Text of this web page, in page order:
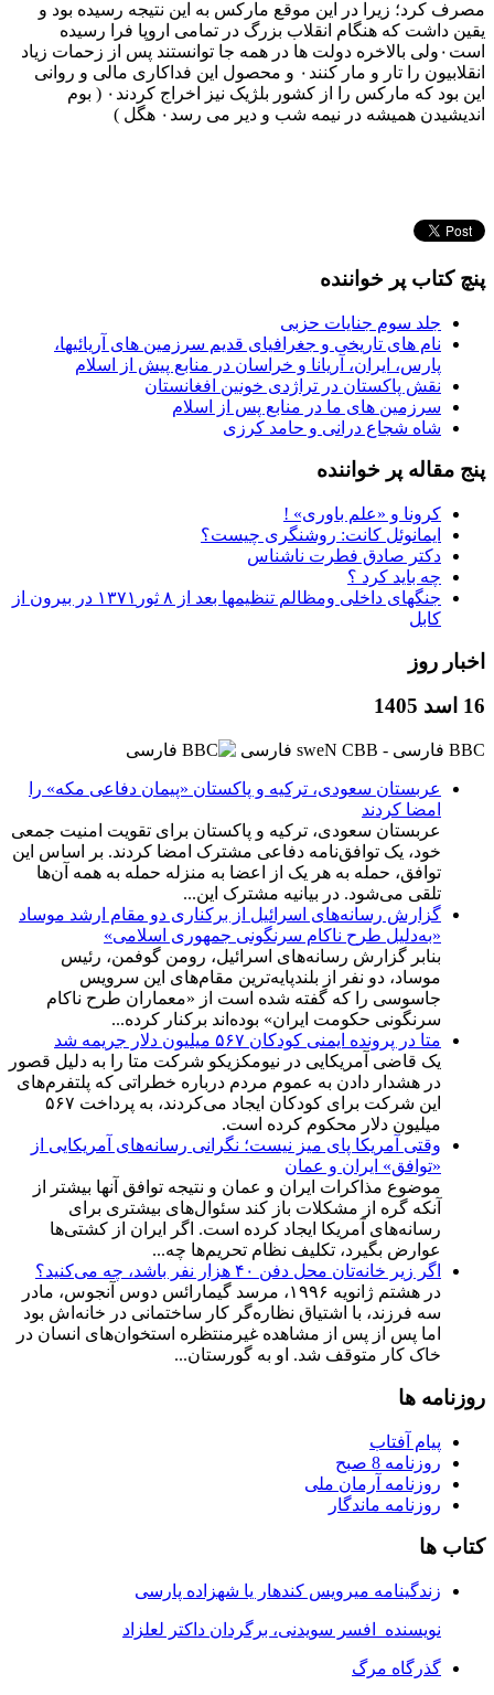
مصرف کرد؛ زیرا در این موقع مارکس به این نتیجه رسیده بود و
یقین داشت که هنگام انقلاب بزرگ در تمامی اروپا فرا رسیده
است۰ولی بالاخره دولت ها در همه جا توانستند پس از زحمات زیاد
انقلابیون را تار و مار کنند۰ و محصول این فداکاری مالی و روانی
این بود که مارکس را از کشور ‌بلژیک نیز اخراج کردند۰ ( بوم
اندیشیدن همیشه در نیمه شب و دیر می رسد۰ هگل )
پنچ کتاب پر خواننده
جلد سوم جنایات حزبی
نام های تاریخی و جغرافیای قدیم سرزمین های آریائیها،
پارس، ایران، آریانا و خراسان در منابع پیش از اسلام
نقش پاکستان در تراژدی خونین افغانستان
سرزمین های ما در منابع پس از اسلام
شاه شجاع درانی و حامد کرزی
پنج مقاله پر خواننده
کرونا و «علم باوری» !
ایمانوئل کانت: روشنگری چیست؟
دکتر صادق فطرت ناشناس
چه باید کرد ؟
جنگهای داخلی ومظالم تنظیمها بعد از ۸ ثور۱۳۷۱ در بیرون از
کابل
اخبار روز
16 اسد 1405
BBC ‮فارسی - BBC News فارسی
عربستان سعودی، ترکیه و پاکستان «پیمان دفاعی مکه» را
امضا کردند
عربستان سعودی، ترکیه و پاکستان برای تقویت امنیت جمعی
خود، یک توافق‌نامه دفاعی مشترک امضا کردند. بر اساس این
توافق، حمله به هر یک از اعضا به منزله حمله به همه آن‌ها
تلقی می‌شود. در بیانیه مشترک این...
گزارش‌‌ رسانه‌های اسرائیل از برکناری دو مقام ارشد موساد
«به‌دلیل طرح ناکام سرنگونی جمهوری اسلامی»
بنابر گزارش رسانه‌های اسرائیل، رومن گوفمن، رئیس
موساد، دو نفر از بلندپایه‌ترین مقام‌های این سرویس
جاسوسی را که گفته شده است از «معماران طرح ناکام
سرنگونی حکومت ایران» بوده‌اند برکنار کرده...
متا در پرونده ایمنی کودکان ۵۶۷ میلیون دلار جریمه شد
یک قاضی آمریکایی در نیومکزیکو شرکت متا را به دلیل قصور
در هشدار دادن به عموم مردم درباره خطراتی که پلتفرم‌های
این شرکت برای کودکان ایجاد می‌کردند، به پرداخت ۵۶۷
میلیون دلار محکوم کرده است.
وقتی آمریکا پای میز نیست؛ نگرانی رسانه‌های آمریکایی از
«توافق» ایران و عمان
موضوع مذاکرات ایران و عمان و نتیجه توافق آنها بیشتر از
آنکه گره از مشکلات باز کند سئوال‌های بیشتری برای
رسانه‌های آمریکا ایجاد کرده است. اگر ایران از کشتی‌ها
عوارض بگیرد، تکلیف نظام تحریم‌ها چه...
اگر زیر خانه‌تان محل دفن ۴۰ هزار نفر باشد، چه می‌کنید؟
در هشتم ژانویه ۱۹۹۶، مرسد گیمارائس دوس آنجوس، مادر
سه فرزند، با اشتیاق نظاره‌گر کار ساختمانی در خانه‌اش بود
اما پس از پس از مشاهده غیر‌منتظره استخوان‌های انسان در
خاک کار متوقف شد. او به گورستان...
روزنامه ها
پیام آفتاب
روزنامه 8 صبح
روزنامه آرمان ملى
روزنامه ماندگار
کتاب ها
زندگینامه میرویس کندهار یا شهزاده پارسی
نویسنده افسر سویدنی، برگردان داکتر لعلزاد
گذرگاه مرگ